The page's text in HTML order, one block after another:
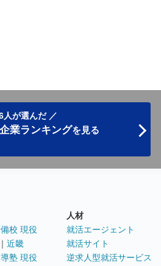
人が選んだ ／
業ランキングを見る
校 現役
｜ 近畿
塾 現役
人材
就活エージェント
就活サイト
逆求人型就活サービス